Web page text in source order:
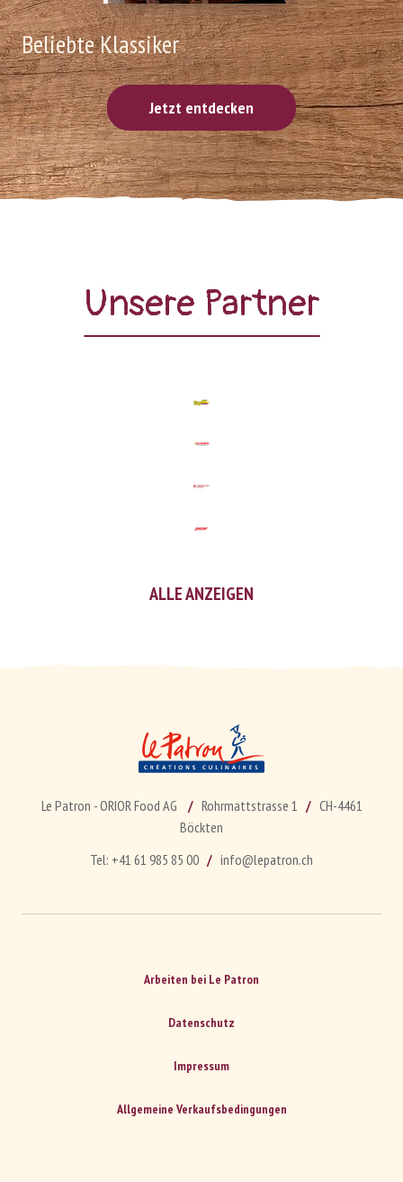
Beliebte Klassiker
Jetzt entdecken
Unsere Partner
ALLE ANZEIGEN
Le Patron - ORIOR Food AG Rohrmattstrasse 1
CH-4461
Böckten
Tel: +41 61 985 85 00 info@lepatron.ch
Arbeiten bei Le Patron
Datenschutz
Impressum
Allgemeine Verkaufsbedingungen